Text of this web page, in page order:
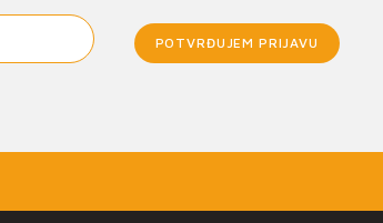
POTVRĐUJEM PRIJAVU